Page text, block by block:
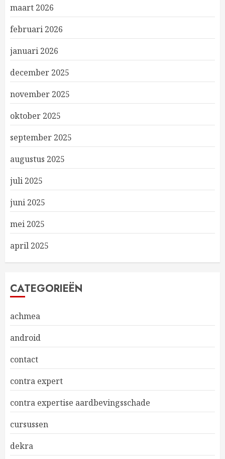
maart 2026
februari 2026
januari 2026
december 2025
november 2025
oktober 2025
september 2025
augustus 2025
juli 2025
juni 2025
mei 2025
april 2025
CATEGORIEËN
achmea
android
contact
contra expert
contra expertise aardbevingsschade
cursussen
dekra